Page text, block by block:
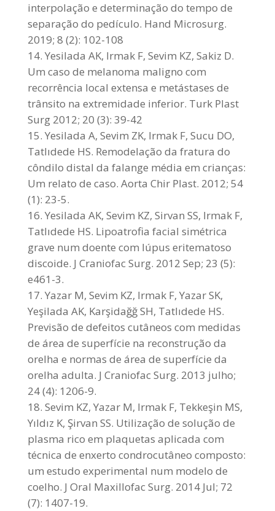
interpolação e determinação do tempo de
separação do pedículo. Hand Microsurg.
2019; 8 (2): 102-108
Yesilada AK, Irmak F, Sevim KZ, Sakiz D.
Um caso de melanoma maligno com
recorrência local extensa e metástases de
trânsito na extremidade inferior. Turk Plast
Surg 2012; 20 (3): 39-42
Yesilada A, Sevim ZK, Irmak F, Sucu DO,
Tatlıdede HS. Remodelação da fratura do
côndilo distal da falange média em crianças:
Um relato de caso. Aorta Chir Plast. 2012; 54
(1): 23-5.
Yesilada AK, Sevim KZ, Sirvan SS, Irmak F,
Tatlıdede HS. Lipoatrofia facial simétrica
grave num doente com lúpus eritematoso
discoide. J Craniofac Surg. 2012 Sep; 23 (5):
e461-3.
Yazar M, Sevim KZ, Irmak F, Yazar SK,
Yeşilada AK, Karşidağğ SH, Tatlıdede HS.
Previsão de defeitos cutâneos com medidas
de área de superfície na reconstrução da
orelha e normas de área de superfície da
orelha adulta. J Craniofac Surg. 2013 julho;
24 (4): 1206-9.
Sevim KZ, Yazar M, Irmak F, Tekkeşin MS,
Yıldız K, Şirvan SS. Utilização de solução de
plasma rico em plaquetas aplicada com
técnica de enxerto condrocutâneo composto:
um estudo experimental num modelo de
coelho. J Oral Maxillofac Surg. 2014 Jul; 72
(7): 1407-19.